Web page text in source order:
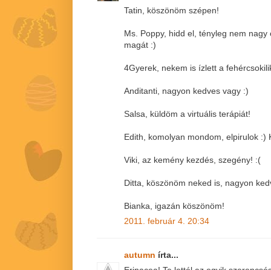
Tatin, köszönöm szépen!
Ms. Poppy, hidd el, tényleg nem
magát :)
4Gyerek, nekem is ízlett a
Anditanti, nagyon kedves vagy :)
Salsa, küldöm a virtuális terápiát!
Edith, komolyan mondom, elpirulok :)
Viki, az kemény kezdés, szegény! :(
Ditta, köszönöm neked is, nagyon
Bianka, igazán köszönöm!
2011. február 4. 20:34
autumn írta...